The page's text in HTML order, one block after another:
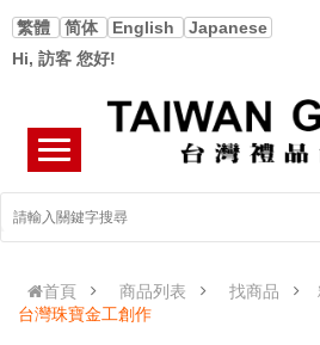
繁體 简体 English
Japanese
Hi, 訪客 您好!
首頁 商品列表 找商品
台灣珠寶金工創作